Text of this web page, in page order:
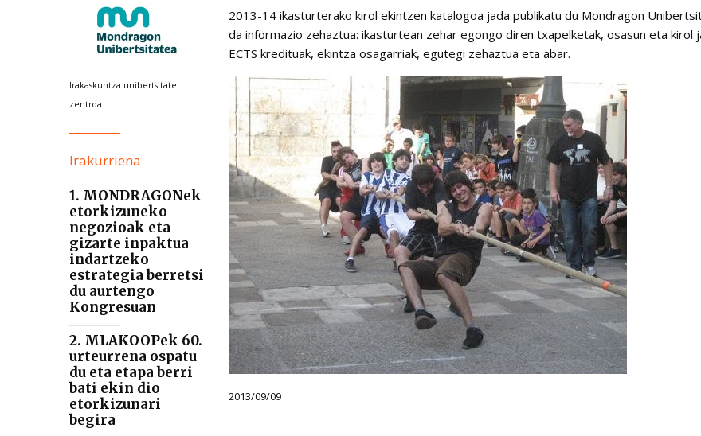
Irakaskuntza unibertsitate
zentroa
Irakurriena
1. MONDRAGONek
etorkizuneko
negozioak eta
gizarte inpaktua
indartzeko
estrategia berretsi
du aurtengo
Kongresuan
2. MLAKOOPek 60.
urteurrena ospatu
du eta etapa berri
bati ekin dio
etorkizunari
begira
2013-14 ikasturterako kirol ekintzen katalogoa jada publikatu du Mondragon
da informazio zehaztua: ikasturtean zehar egongo diren txapelketak, osasun eta kirol
ECTS kredituak, ekintza osagarriak, egutegi zehaztua eta abar.
2013/09/09